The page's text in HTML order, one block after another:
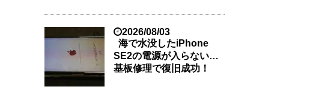
2026/08/03
海で水没したiPhone
SE2の電源が入らない…
基板修理で復旧成功！